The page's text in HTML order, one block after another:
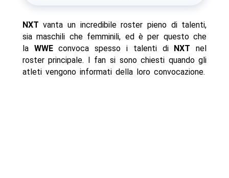
NXT vanta un incredibile roster pieno di talenti,
sia maschili che femminili, ed è per questo che
la WWEconvoca spesso i talenti di NXT nel
roster principale. I fan si sono chiesti quando gli
atleti vengono informati della loro convocazione.